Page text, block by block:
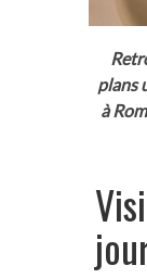
plans
à